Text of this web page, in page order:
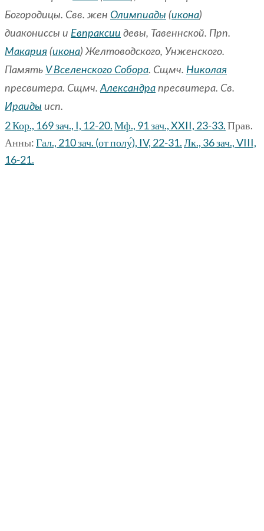
Богородицы. Свв. жен Олимпиады (икона)
диакониссы и Евпраксии девы, Тавеннской. Прп.
Макария (икона) Желтоводского, Унженского.
Память V Вселенского Собора. Сщмч. Николая
пресвитера. Сщмч.Александра пресвитера. Св.
Ираиды исп.
2 Кор., 169 зач., I, 12-20.Мф., 91 зач., XXII, 23-33.Прав.
Анны:Гал., 210 зач. (от полу́), IV, 22-31.Лк., 36 зач., VIII,
16-21.